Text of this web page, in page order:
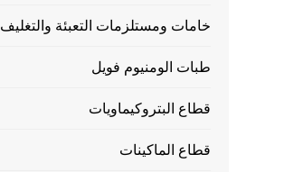
خامات ومستلزمات التعبئة والتغليف
طبات الومنيوم فويل
قطاع البتروكيماويات
قطاع الماكينات